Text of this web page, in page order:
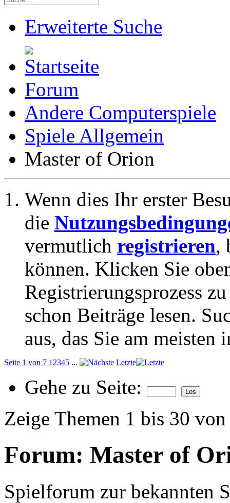
Erweiterte Suche
Forum
Andere Computerspiele
Spiele Allgemein
Master of Orion
Wenn dies Ihr erster
die
vermutlich registrieren,
können. Klicken Sie
Registrierungsprozess
schon Beiträge lesen.
aus, das Sie am meisten
Seite 1 von 7 1 2345 ... Letzte
Gehe zu Seite:
Zeige Themen 1 bis 30
Forum: Master of
Spielforum zur bekannten